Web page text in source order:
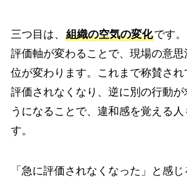
三つ目は、 組織の空気の変化です。
評価軸が変わることで、現場の意
位が変わります。これまで称賛さ
評価されなくなり、逆に別の行動が
うになることで、違和感を覚える人
す。
「急に評価されなくなった」と感